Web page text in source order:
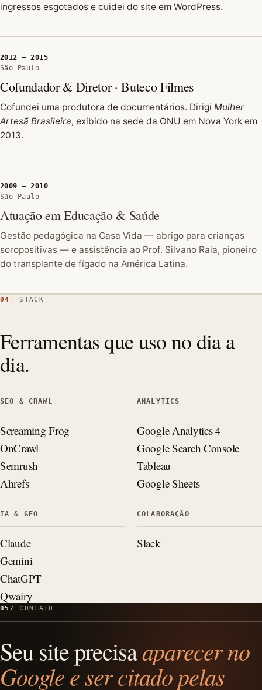
ingressos esgotados e cuidei do site em WordPress.
2012 — 2015
São Paulo
Cofundador & Diretor · Buteco Filmes
Cofundei uma produtora de documentários. Dirigi Mulher
Artesã Brasileira, exibido na sede da ONU em Nova York em
2013.
2009 — 2010
São Paulo
Atuação em Educação & Saúde
Gestão pedagógica na Casa Vida — abrigo para crianças
soropositivas — e assistência ao Prof. Silvano Raia, pioneiro
do transplante de fígado na América Latina.
04 STACK
Ferramentas que uso no dia a
dia.
SEO & CRAWL
Screaming Frog
OnCrawl
Semrush
Ahrefs
ANALYTICS
Google Analytics 4
Google Search Console
Tableau
Google Sheets
IA & GEO
Claude
Gemini
ChatGPT
Qwairy
COLABORAÇÃO
Slack
05 CONTATO
Seu site precisaaparecer no
Google e ser citado pelas